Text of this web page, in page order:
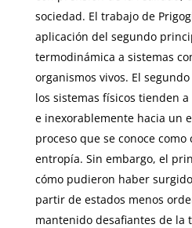
sociedad. El trabajo de
aplicación del segundo
termodinámica a sistemas
organismos vivos. El
los sistemas físicos tienden
e inexorablemente hacia un
proceso que se conoce
entropía. Sin embargo, el
cómo pudieron haber
partir de estados menos
mantenido desafian­tes de la